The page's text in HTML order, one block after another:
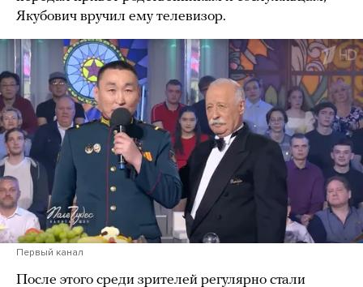
Якубович вручил ему телевизор.
Первый канал
После этого среди зрителей регулярно стали